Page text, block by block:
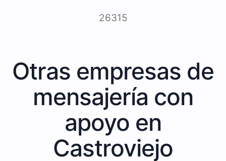
26315
Otras empresas de
mensajería con
apoyo en
Castroviejo